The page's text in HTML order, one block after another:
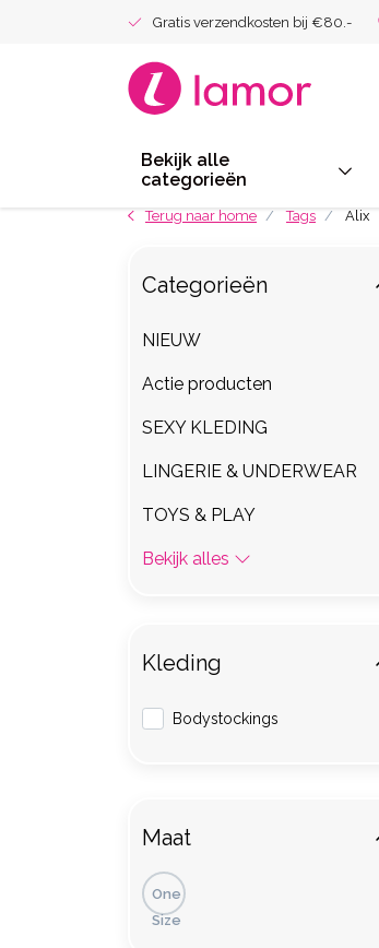
Gratis verzendkosten bij €80.-
Bekijk alle
categorieën
Terug naar home Tags Alix
Categorieën
NIEUW
Actie producten
SEXY KLEDING
LINGERIE & UNDERWEAR
TOYS & PLAY
Bekijk alles
Kleding
Bodystockings
Maat
One
Size